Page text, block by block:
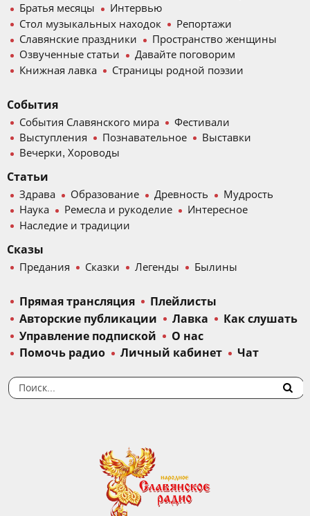
Братья месяцы
Интервью
Стол музыкальных находок
Репортажи
Славянские праздники
Пространство женщины
Озвученные статьи
Давайте поговорим
Книжная лавка
Страницы родной поэзии
События
События Славянского мира
Фестивали
Выступления
Познавательное
Выставки
Вечерки, Хороводы
Статьи
Здрава Образование Древность
Мудрость
Наука
Ремесла и рукоделие
Интересное
Наследие и традиции
Сказы
Предания Сказки Легенды Былины
Прямая трансляция
Плейлисты
Авторские публикации
Лавка
Как слушать
Управление подпиской
О нас
Помочь радио
Личный кабинет Чат